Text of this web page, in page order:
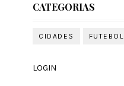
CATEGORIAS
CIDADES FUTEBOL
LOGIN